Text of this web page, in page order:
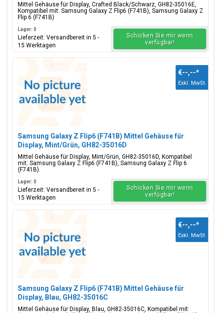
Mittel Gehäuse für Display, Crafted Black/Schwarz, GH82-35016E,
Kompatibel mit: Samsung Galaxy Z Flip6 (F741B), Samsung Galaxy Z
Flip 6 (F741B)
Lager: 0
Lieferzeit: Versandbereit in 5 -
15 Werktagen
Schicken Sie mir wenn
verfügbar!
Samsung Galaxy Z Flip6 (F741B) Mittel Gehäuse für
Display, Mint/Grün, GH82-35016D
Mittel Gehäuse für Display, Mint/Grün, GH82-35016D, Kompatibel
mit: Samsung Galaxy Z Flip6 (F741B), Samsung Galaxy Z Flip 6
(F741B)
€--,--*
Exkl. MwSt.
Lager: 0
Lieferzeit: Versandbereit in 5 -
15 Werktagen
Schicken Sie mir wenn
verfügbar!
Samsung Galaxy Z Flip6 (F741B) Mittel Gehäuse für
Display, Blau, GH82-35016C
Mittel Gehäuse für Display, Blau, GH82-35016C, Kompatibel mit:
€--,--*
Exkl. MwSt.